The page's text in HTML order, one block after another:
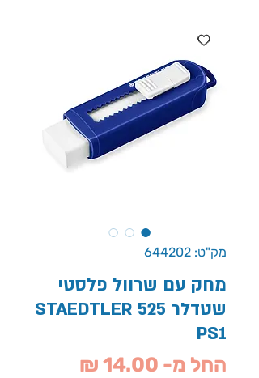
מק"ט: 644202
מחק עם שרוול פלסטי
שטדלר STAEDTLER 525
PS1
החל מ- 14.00 ₪